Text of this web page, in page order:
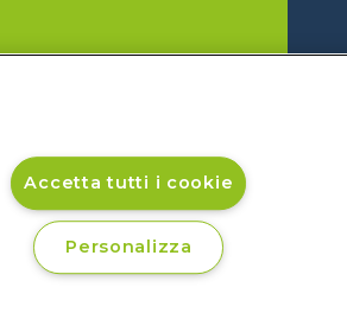
Accetta tutti i cookie
Personalizza